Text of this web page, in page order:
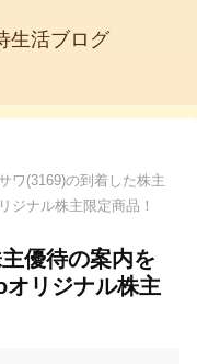
生活ブログ
ワ(3169)の到着した株主
ジナル株主限定商品！
優待の案内を
リジナル株主